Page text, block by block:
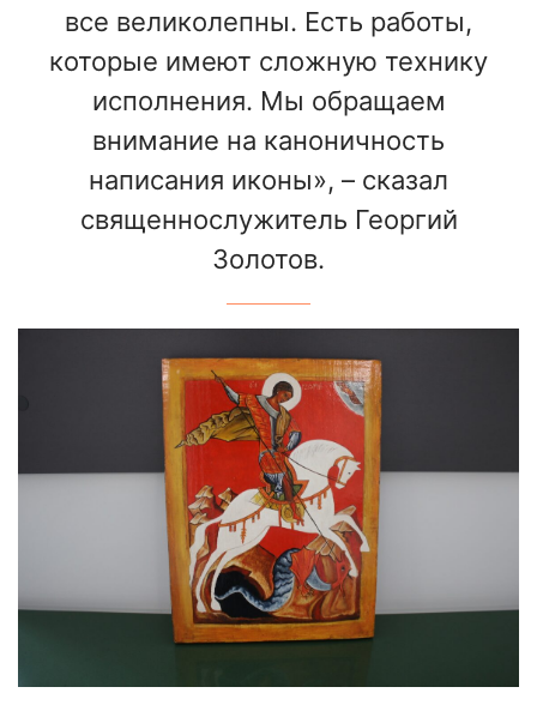
все великолепны. Есть работы,
которые имеют сложную технику
исполнения. Мы обращаем
внимание на каноничность
написания иконы», – сказал
священнослужитель Георгий
Золотов.